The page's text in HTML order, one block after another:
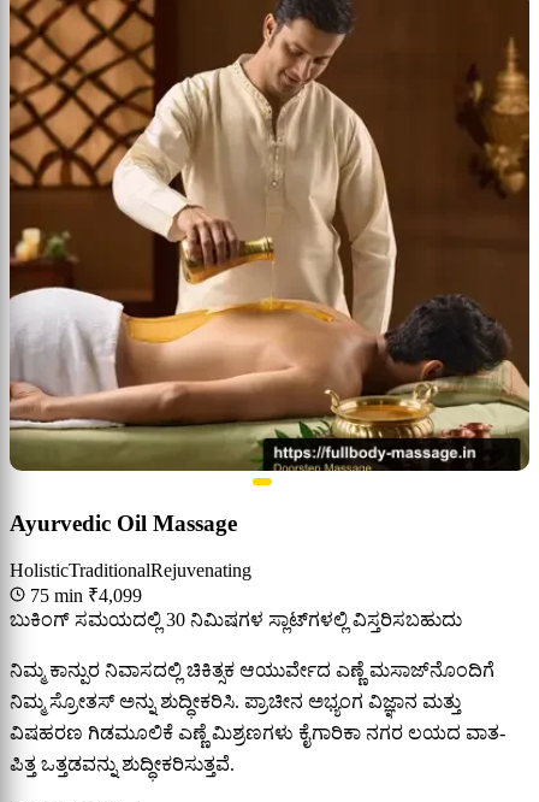
Ayurvedic Oil Massage
HolisticTraditionalRejuvenating
75 min ₹4,099
ಬುಕಿಂಗ್ ಸಮಯದಲ್ಲಿ 30 ನಿಮಿಷಗಳ ಸ್ಲಾಟ್‌ಗಳಲ್ಲಿ ವಿಸ್ತರಿಸಬಹುದು
ನಿಮ್ಮ ಕಾನ್ಪುರ ನಿವಾಸದಲ್ಲಿ ಚಿಕಿತ್ಸಕ ಆಯುರ್ವೇದ ಎಣ್ಣೆ ಮಸಾಜ್‌ನೊಂದಿಗೆ
ನಿಮ್ಮ ಸ್ರೋತಸ್ ಅನ್ನು ಶುದ್ಧೀಕರಿಸಿ. ಪ್ರಾಚೀನ ಅಭ್ಯಂಗ ವಿಜ್ಞಾನ ಮತ್ತು
ವಿಷಹರಣ ಗಿಡಮೂಲಿಕೆ ಎಣ್ಣೆ ಮಿಶ್ರಣಗಳು ಕೈಗಾರಿಕಾ ನಗರ ಲಯದ ವಾತ-
ಪಿತ್ತ ಒತ್ತಡವನ್ನು ಶುದ್ಧೀಕರಿಸುತ್ತವೆ.